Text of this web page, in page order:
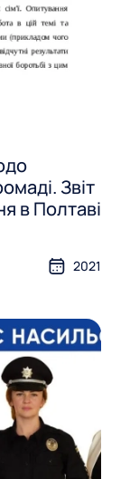
Звіт
в Полтаві
2021